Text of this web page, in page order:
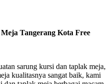
Tangerang Kota Free
sarung kursi dan taplak meja,
kualitasnya sangat baik, kami